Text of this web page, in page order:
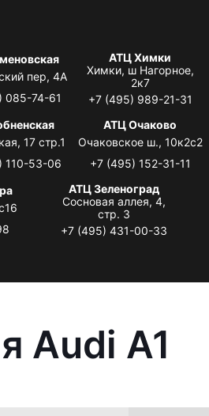
пер, 4А
085-74-61
АТЦ Химки
Химки, ш Нагорное,
2к7
+7 (495) 989-21-31
17 стр.1
110-53-06
АТЦ Очаково
Очаковское ш., 10к2с2
+7 (495) 152-31-11
АТЦ Зеленоград
Сосновая аллея, 4,
стр. 3
+7 (495) 431-00-33
Audi A1